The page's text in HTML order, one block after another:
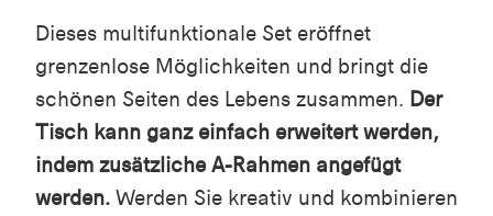
Dieses multifunktionale Set eröffnet
grenzenlose Möglichkeiten und bringt die
schönen Seiten des Lebens zusammen. Der
Tisch kann ganz einfach erweitert werden,
indem zusätzliche A-Rahmen angefügt
werden. Werden Sie kreativ und kombinieren